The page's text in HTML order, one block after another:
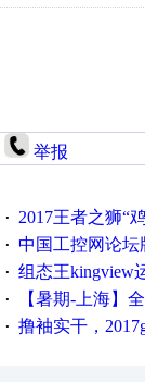
举报
· 2017王者之狮“鸡”情签到
· 中国工控网论坛版
· 组态王kingview
· 【暑期-上海】全国工业
· 撸袖实干，2017gongkong®第